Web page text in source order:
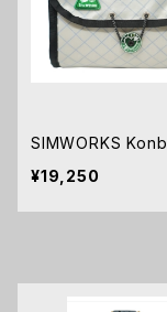
SIMWORKS
¥19,250